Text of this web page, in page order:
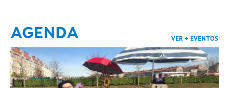
AGENDA VER + EVENTOS